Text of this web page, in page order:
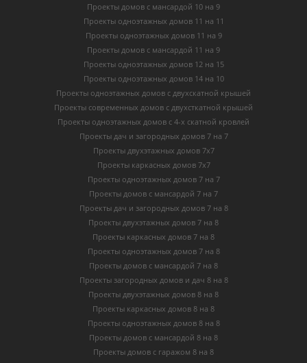
Проекты домов с мансардой 10 на 9
Проекты одноэтажных домов 11 на 11
Проекты одноэтажных домов 11 на 9
Проекты домов с мансардой 11 на 9
Проекты одноэтажных домов 12 на 15
Проекты одноэтажных домов 14 на 10
Проекты одноэтажных домов с двухскатной крышей
Проекты современных домов с двухсткатной крышей
Проекты одноэтажных домов с 4-х скатной кровлей
Проекты дач и загородных домов 7 на 7
Проекты двухэтажных домов 7х7
Проекты каркасных домов 7х7
Проекты одноэтажных домов 7 на 7
Проекты домов с мансардой 7 на 7
Проекты дач и загородных домов 7 на 8
Проекты двухэтажных домов 7 на 8
Проекты каркасных домов 7 на 8
Проекты одноэтажных домов 7 на 8
Проекты домов с мансардой 7 на 8
Проекты загородных домов и дач 8 на 8
Проекты двухэтажных домов 8 на 8
Проекты каркасных домов 8 на 8
Проекты одноэтажных домов 8 на 8
Проекты домов с мансардой 8 на 8
Проекты домов с гаражом 8 на 8